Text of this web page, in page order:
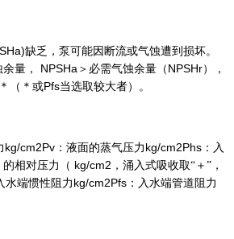
缺乏，泵可能因断流或气蚀遭到损坏。
量，
NPSHa ＞必需气蚀余量（ NPSHr），
＊（＊或Pfs当选取较大者）。
kg/cm2Pv ：液面的蒸气压力 kg/cm2Phs ：入
相对压力（ kg/cm2 ，涌入式吸收取“＋”，
水端惯性阻力 kg/cm2Pfs ：入水端管道阻力